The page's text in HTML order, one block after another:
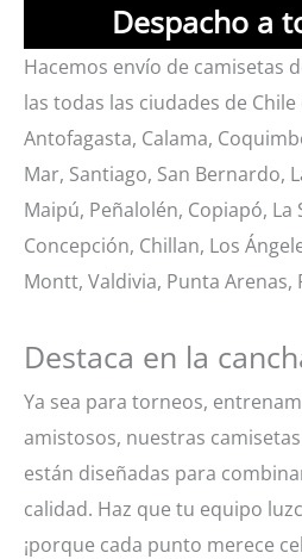
Despacho a
Hacemos envío de camisetas
las todas las ciudades de
Antofagasta, Calama,
Mar, Santiago, San Bernardo,
Maipú, Peñalolén, Copiapó, La
Concepción, Chillan, Los
Montt, Valdivia, Punta Arenas,
Destaca en la
Ya sea para torneos,
amistosos, nuestras
están diseñadas para
calidad. Haz que tu equipo
¡porque cada punto merece